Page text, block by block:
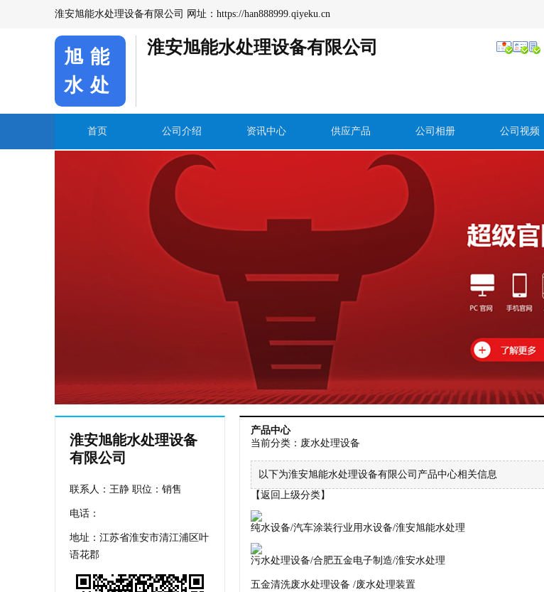
淮安旭能水处理设备有限公司 网址： https://han888999.qiyeku.cn
旭能
水处
淮安旭能水处理设备有限公司
首页 公司介绍 资讯中心 供应产品 公司相册 公司视频
淮安旭能水处理设备
有限公司
联系人：王静 职位：销售
电话：
地址：江苏省淮安市清江浦区叶
语花郡
产品中心
当前分类： 废水处理设备
以下为淮安旭能水处理设备有限公司产品中心相关信息
【返回上级分类】
纯水设备/汽车涂装行业用水设备/淮安旭能水处理
污水处理设备/合肥五金电子制造/淮安水处理